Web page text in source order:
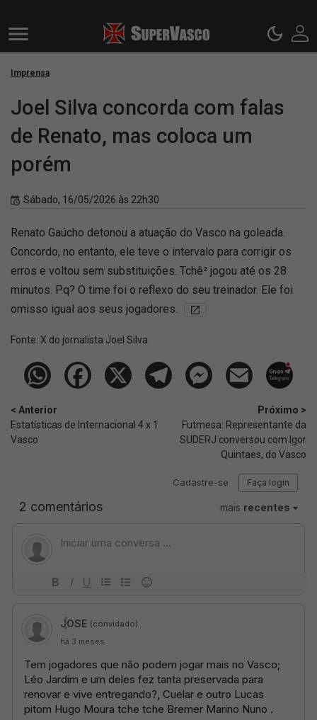
Imprensa
Joel Silva concorda com falas
de Renato, mas coloca um
porém
Sábado, 16/05/2026 às 22h30
Renato Gaúcho detonou a atuação do Vasco na goleada.
Concordo, no entanto, ele teve o intervalo para corrigir os
erros e voltou sem substituições. Tchê² jogou até os 28
minutos. Pq? O time foi o reflexo do seu treinador. Ele foi
omisso igual aos seus jogadores.
Fonte: X do jornalista Joel Silva
< Anterior
Estatísticas de Internacional 4 x 1
Vasco
Próximo >
Futmesa: Representante da
SUDERJ conversou com Igor
Quintaes, do Vasco